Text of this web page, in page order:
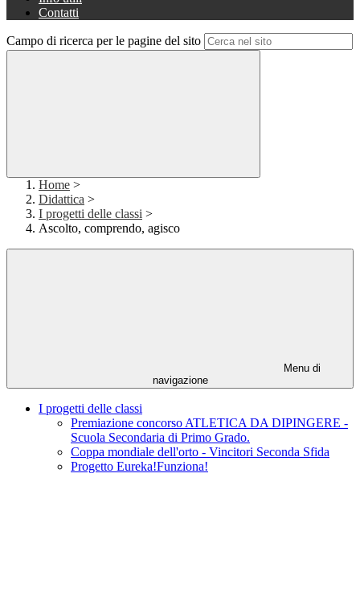
Contatti
Campo di ricerca per le pagine del sito
Home >
Didattica >
I progetti delle classi >
Ascolto, comprendo, agisco
Menu di
navigazione
I progetti delle classi
Premiazione concorso ATLETICA DA DIPINGERE -
Scuola Secondaria di Primo Grado.
Coppa mondiale dell'orto - Vincitori Seconda Sfida
Progetto Eureka!Funziona!